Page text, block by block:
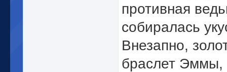
противная
собиралась
Внезапно,
браслет Эммы,